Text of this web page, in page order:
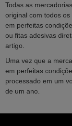
Todas as
original com todos
em perfeitas
ou fitas adesivas
artigo.
Uma vez que a
em perfeitas
processado em um
de um ano.